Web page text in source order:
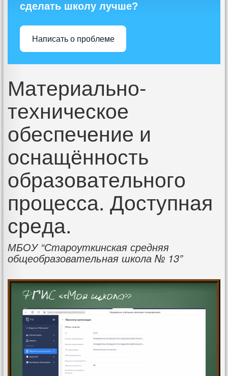
сделать школу лучше?
Написать о проблеме
Материально-
техническое
обеспечение и
оснащённость
образовательного
процесса. Доступная
среда.
МБОУ “Староуткинская средняя
общеобразовательная школа № 13”
ФГИС «Моя школа»